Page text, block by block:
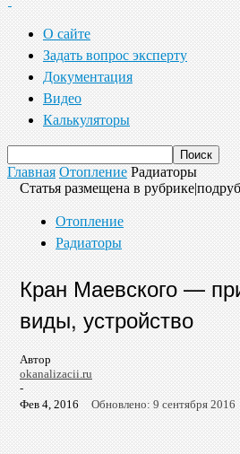
О сайте
Задать вопрос эксперту
Документация
Видео
Калькуляторы
Главная Отопление Радиаторы
Статья размещена в
Отопление
Радиаторы
Кран Маевского —
виды, устройство
Автор
okanalizacii.ru
-
Фев 4, 2016
Обновлено: 9 сентября 2016